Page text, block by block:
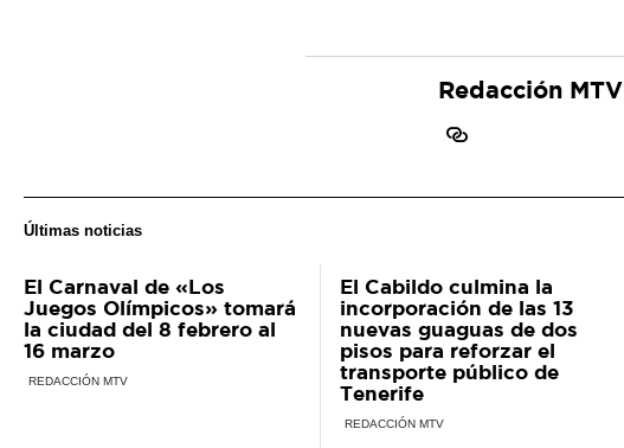
Redacción MTV
Últimas noticias
El Carnaval de «Los
Juegos Olímpicos» tomará
la ciudad del 8 febrero al
16 marzo
REDACCIÓN MTV
El Cabildo culmina la
incorporación de las 13
nuevas guaguas de dos
pisos para reforzar el
transporte público de
Tenerife
REDACCIÓN MTV